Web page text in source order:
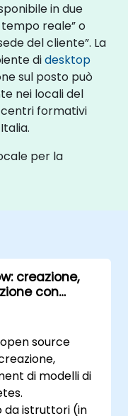
in due
reale” o
del cliente”. La
didesktop
sul posto può
nei locali del
formativi
per la
creazione,
con
source
di modelli di
da istruttori (in